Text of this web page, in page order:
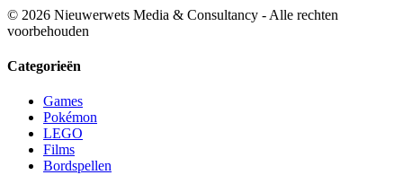
© 2026 Nieuwerwets Media & Consultancy - Alle rechten
voorbehouden
Categorieën
Games
Pokémon
LEGO
Films
Bordspellen